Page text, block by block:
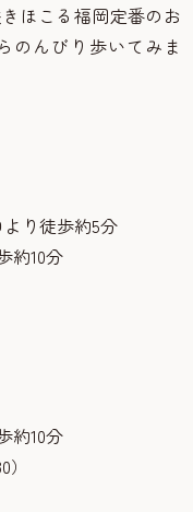
ほこる福岡定番のお
のんびり歩いてみま
り徒歩約5分
約10分
約10分